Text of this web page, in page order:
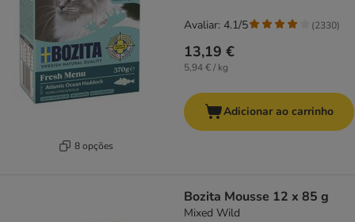
8 opções
13,19 €
5,94 € / kg
Avaliar: 4.1/5 (2330)
Adicionar ao carrinho
Bozita Mousse 12 x 85 g
Mixed Wild